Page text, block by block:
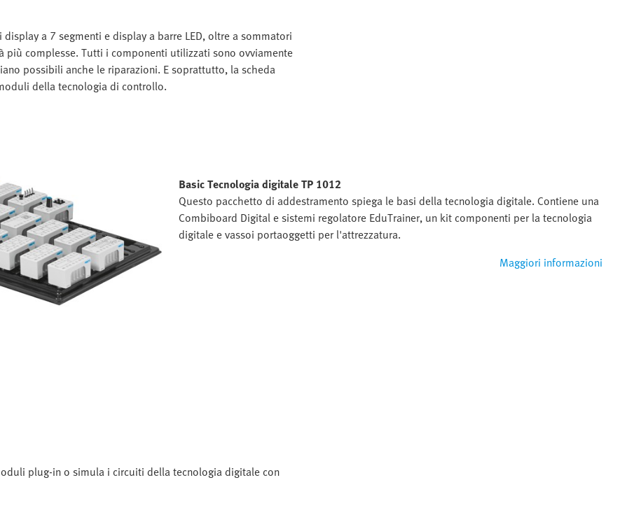
a 7 segmenti e display a barre LED, oltre a sommatori
complesse. Tutti i componenti utilizzati sono ovviamente
possibili anche le riparazioni. E soprattutto, la scheda
della tecnologia di controllo.
Basic Tecnologia digitale TP 1012
Questo pacchetto di addestramento spiega le basi della tecnologia digitale. Contiene una
Combiboard Digital e sistemi regolatore EduTrainer, un kit componenti per la tecnologia
digitale e vassoi portaoggetti per l'attrezzatura.
Maggiori informazioni
plug-in o simula i circuiti della tecnologia digitale con